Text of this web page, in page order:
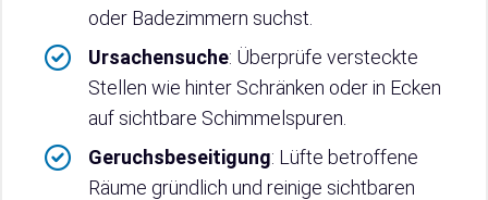
oder Badezimmern suchst.
Ursachensuche: Überprüfe versteckte
Stellen wie hinter Schränken oder in Ecken
auf sichtbare Schimmelspuren.
Geruchsbeseitigung: Lüfte betroffene
Räume gründlich und reinige sichtbaren